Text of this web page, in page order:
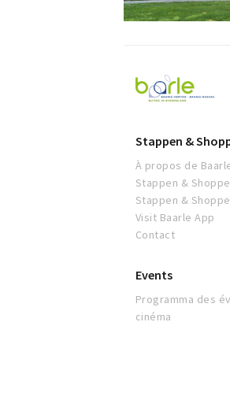
Visit
Baarle
Stappen &
À propos de
Stappen &
Stappen &
Visit Baarle App
Contact
Events
Programma des
cinéma